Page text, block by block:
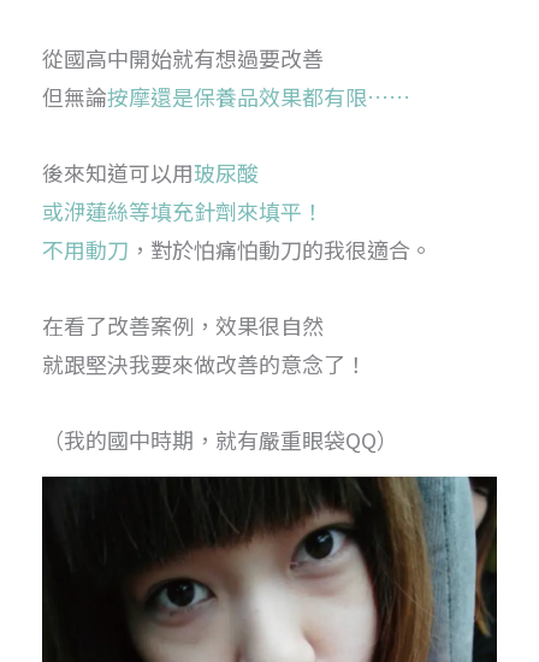
從國高中開始就有想過要改善
但無論按摩還是保養品效果都有限……
後來知道可以用玻尿酸
或洢蓮絲等填充針劑來填平！
不用動刀 ，對於怕痛怕動刀的我很適合。
在看了改善案例，效果很自然
就跟堅決我要來做改善的意念了！
（我的國中時期，就有嚴重眼袋QQ）